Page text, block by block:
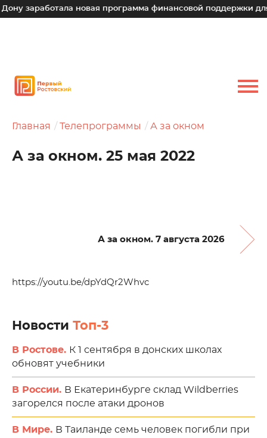
новая программа финансовой поддержки для малых
Главная Телепрограммы А за окном
А за окном. 25 мая 2022
А за окном. 7 августа 2026
https://youtu.be/dpYdQr2Whvc
Новости Топ-3
В Ростове. К 1 сентября в донских школах
обновят учебники
В России. В Екатеринбурге склад Wildberries
загорелся после атаки дронов
В Мире. В Таиланде семь человек погибли при